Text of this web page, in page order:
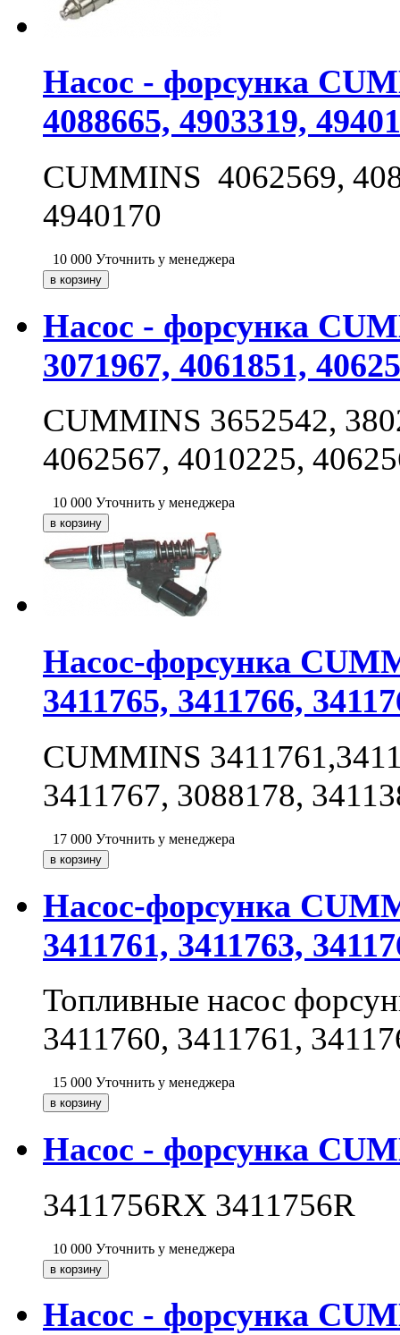
Насос - форсунка
4088665, 4903319,
CUMMINS 4062569,
4940170
10 000 Уточнить у менеджера
Насос - форсунка
3071967, 4061851,
CUMMINS 3652542,
4062567, 4010225,
10 000 Уточнить у менеджера
Насос-форсунка
3411765, 3411766,
CUMMINS
3411767, 3088178,
17 000 Уточнить у менеджера
Насос-форсунка
3411761, 3411763,
Топливные насос
3411760, 3411761,
15 000 Уточнить у менеджера
Насос - форсунка
3411756RX 3411756R
10 000 Уточнить у менеджера
Насос - форсунка